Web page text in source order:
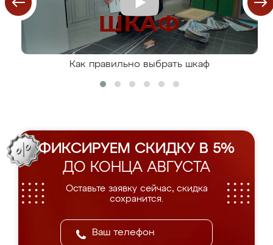
Как правильно выбрать шкаф
ФИКСИРУЕМ СКИДКУ В 5%
ДО КОНЦА АВГУСТА
Оставьте заявку сейчас, скидка
сохранится.